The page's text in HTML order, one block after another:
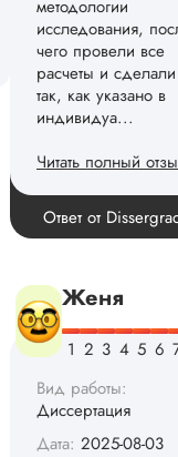
так, как указано в
индивидуа...
Читать полный
Спасибо!
Ответ от
Женя
Вид работы:
Диссертация
Дата: 2025-08-03
Заказывал тут
диссертацию. По
срокам и